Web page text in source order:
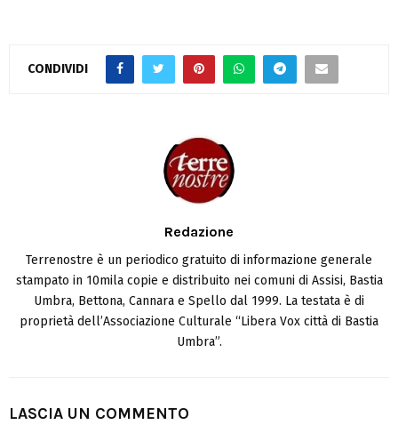
CONDIVIDI
Redazione
Terrenostre è un periodico gratuito di informazione generale
stampato in 10mila copie e distribuito nei comuni di Assisi, Bastia
Umbra, Bettona, Cannara e Spello dal 1999. La testata è di
proprietà dell’Associazione Culturale “Libera Vox città di Bastia
Umbra”.
LASCIA UN COMMENTO